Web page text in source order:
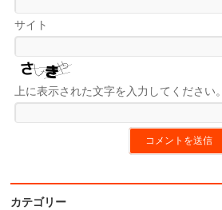
サイト
上に表示された文字を入力してください。
カテゴリー